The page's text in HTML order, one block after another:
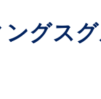
グスグ